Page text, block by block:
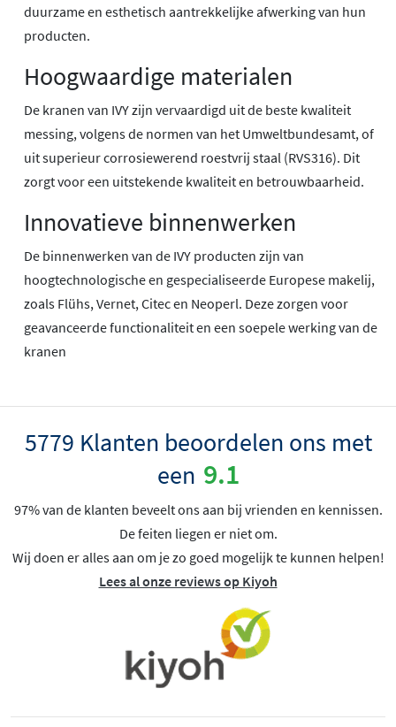
duurzame en esthetisch aantrekkelijke afwerking van hun
producten.
Hoogwaardige materialen
De kranen van IVY zijn vervaardigd uit de beste kwaliteit
messing, volgens de normen van het Umweltbundesamt, of
uit superieur corrosiewerend roestvrij staal (RVS316). Dit
zorgt voor een uitstekende kwaliteit en betrouwbaarheid.
Innovatieve binnenwerken
De binnenwerken van de IVY producten zijn van
hoogtechnologische en gespecialiseerde Europese makelij,
zoals Flühs, Vernet, Citec en Neoperl. Deze zorgen voor
geavanceerde functionaliteit en een soepele werking van de
kranen
5779 Klanten beoordelen ons met
een 9.1
97% van de klanten beveelt ons aan bij vrienden en kennissen.
De feiten liegen er niet om.
Wij doen er alles aan om je zo goed mogelijk te kunnen helpen!
Lees al onze reviews op Kiyoh